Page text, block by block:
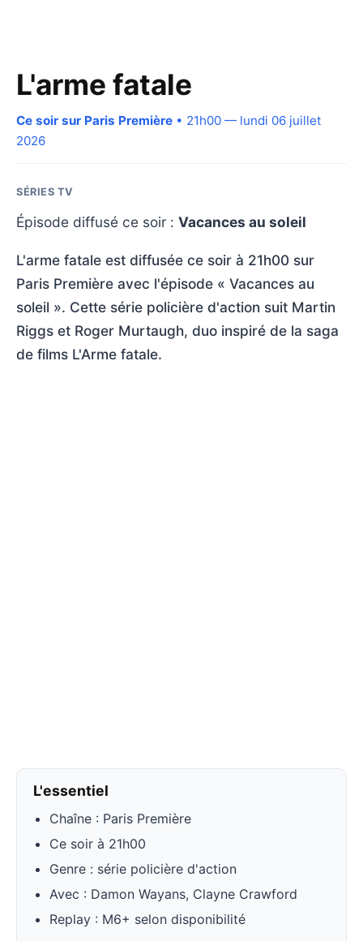
L'arme fatale
Ce soir sur Paris Première • 21h00 — lundi 06 juillet
2026
SÉRIES TV
Épisode diffusé ce soir : Vacances au soleil
L'arme fatale est diffusée ce soir à 21h00 sur
Paris Première avec l'épisode « Vacances au
soleil ». Cette série policière d'action suit Martin
Riggs et Roger Murtaugh, duo inspiré de la saga
de films L'Arme fatale.
L'essentiel
Chaîne : Paris Première
Ce soir à 21h00
Genre : série policière d'action
Avec : Damon Wayans, Clayne Crawford
Replay : M6+ selon disponibilité